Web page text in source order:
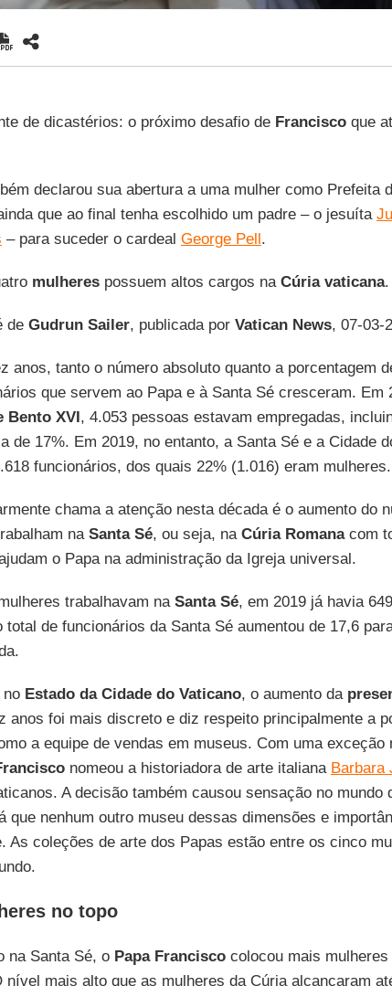
de dicastérios: o próximo desafio de Franciscoque
declarou sua abertura a uma mulher como Prefeita
que ao final tenha escolhido um padre – o jesuíta
– para suceder o cardeal George Pell.
mulherespossuem altos cargos na Cúria vaticana.
de Gudrun Sailer, publicada por Vatican News, 07-03-
anos, tanto o número absoluto quanto a porcentagem
que servem ao Papa e à Santa Sé cresceram. Em
Bento XVI, 4.053 pessoas estavam empregadas,
de 17%. Em 2019, no entanto, a Santa Sé e a Cidade
funcionários, dos quais 22% (1.016) eram mulheres.
chama a atenção nesta década é o aumento do
na Santa Sé, ou seja, na Cúria Romanacom
o Papa na administração da Igreja universal.
trabalhavam na Santa Sé, em 2019 já havia
total de funcionários da Santa Sé aumentou de 17,6
no Estado da Cidade do Vaticano, o aumento da
anos foi mais discreto e diz respeito principalmente a
a equipe de vendas em museus. Com uma exceção
nomeou a historiadora de arte italiana Barbara
A decisão também causou sensação no mundo
que nenhum outro museu dessas dimensões e
As coleções de arte dos Papas estão entre os cinco
no topo
na Santa Sé, o Papa Franciscocolocou mais mulheres
nível mais alto que as mulheres da Cúria alcançaram